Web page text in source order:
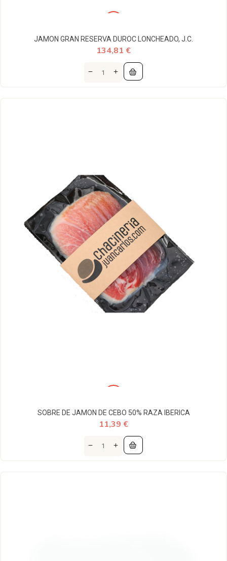
JAMON GRAN RESERVA DUROC LONCHEADO, J.C.
134,81 €
SOBRE DE JAMON DE CEBO 50% RAZA IBERICA
11,39 €